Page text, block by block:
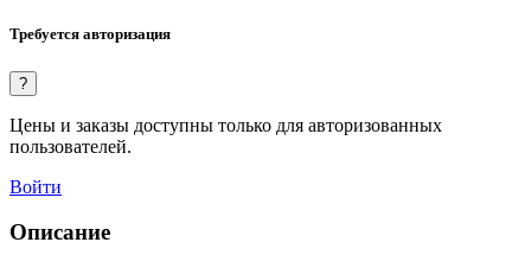
Требуется авторизация
?
Цены и заказы доступны только для авторизованных
пользователей.
Войти
Описание